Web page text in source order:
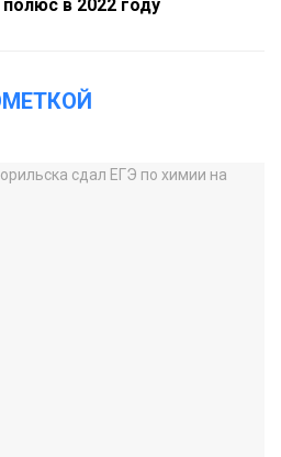
в 2022 году